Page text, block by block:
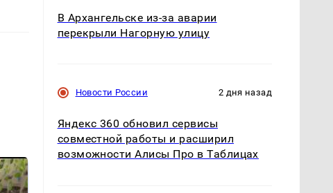
В Архангельске из-за аварии
перекрыли Нагорную улицу
Новости России 2 дня назад
Яндекс 360 обновил сервисы
совместной работы и расширил
возможности Алисы Про в Таблицах